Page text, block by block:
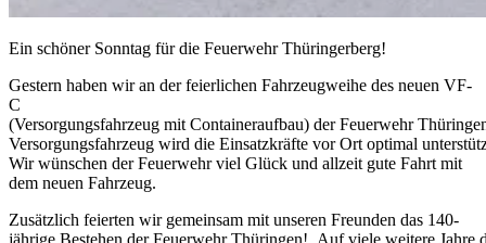
Ein schöner Sonntag für die Feuerwehr Thüringerberg!
Gestern haben wir an der feierlichen Fahrzeugweihe des neuen VF-
C
(Versorgungsfahrzeug mit Containeraufbau) der Feuerwehr
Versorgungsfahrzeug wird die Einsatzkräfte vor Ort optimal
Wir wünschen der Feuerwehr viel Glück und allzeit gute Fahrt mit
dem neuen Fahrzeug.
Zusätzlich feierten wir gemeinsam mit unseren Freunden das 140-
jährige Bestehen der Feuerwehr Thüringen! Auf viele weitere Jahre